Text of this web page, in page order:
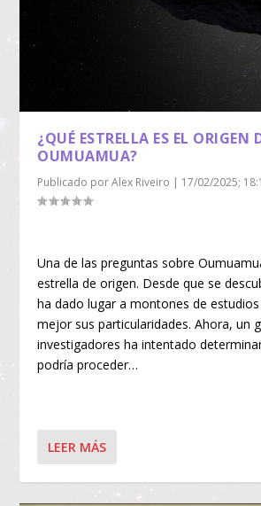
¿QUÉ ESTRELLA ES EL ORIGEN
OUMUAMUA?
Publicado porAlex Riveiro 17/02/2025;
Una de las preguntas sobre
estrella de origen. Desde que se
ha dado lugar a montones de
mejor sus particularidades. Ahora, un
investigadores ha intentado
podría proceder…
LEER MÁS